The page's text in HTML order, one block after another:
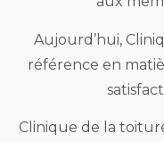
Aujourd’hui,
référence en
Clinique de la